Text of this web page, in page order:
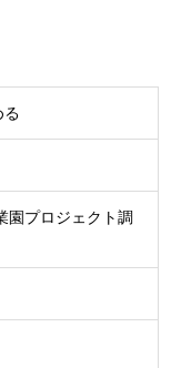
る
園プロジェクト調